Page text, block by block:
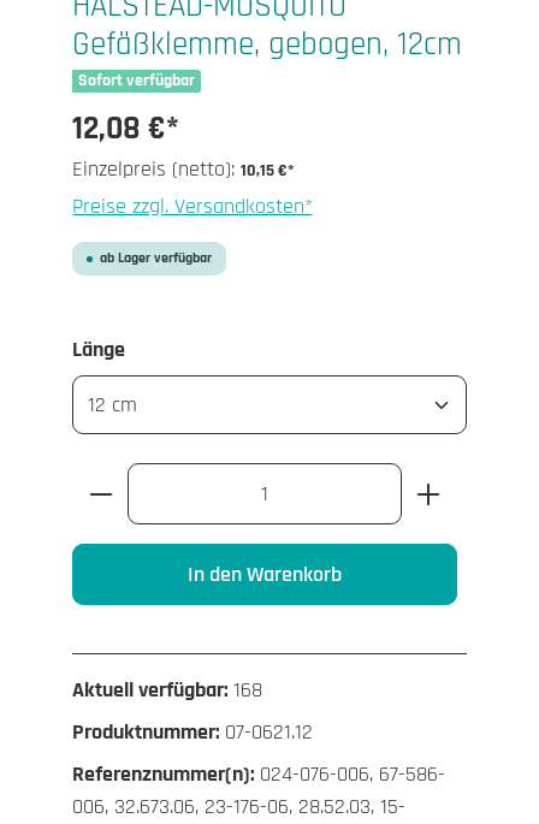
Gefäßklemme, gebogen, 12cm
Sofort verfügbar
12,08 €*
Einzelpreis (netto): 10,15 €*
Preise zzgl. Versandkosten*
ab Lager verfügbar
Längeauswählen
Produkt Anzahl: Gib den gewünschten
In den Warenkorb
Aktuell verfügbar: 168
Produktnummer: 07-0621.12
Referenznummer(n): 024-076-006, 67-586-
006, 32.673.06, 23-176-06, 28.52.03, 15-